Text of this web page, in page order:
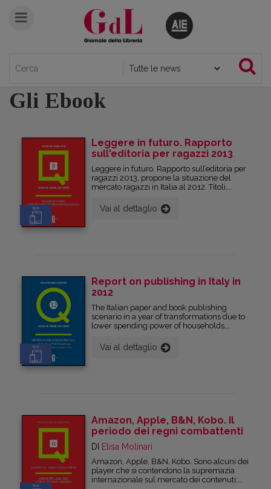
Gli Ebook
Epub
Leggere in futuro. Rapporto
sull'editoria per ragazzi 2013
Leggere in futuro. Rapporto sull’editoria per
ragazzi 2013, propone la situazione del
mercato ragazzi in Italia al 2012. Titoli,
lettura nella primissima infanzia e nelle
altre fasce di età. Proprio la persistenza
italiana (ma non solo).
Vai al dettaglio
Epub
Report on publishing in Italy in
2012
The Italian paper and book publishing
scenario in a year of transformations due to
lower spending power of households,
channels (on line libraries, e-book stores)
and device fusion. Internationalization
Vai al dettaglio
Epub
Amazon, Apple, B&N, Kobo. Il
periodo dei regni combattenti
DI Elisa Molinari
Amazon, Apple, B&N, Kobo. Sono alcuni dei
player che si contendono la supremazia
internazionale sul mercato dei contenuti: